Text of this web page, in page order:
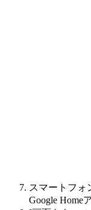
スマートフォ
Google Home